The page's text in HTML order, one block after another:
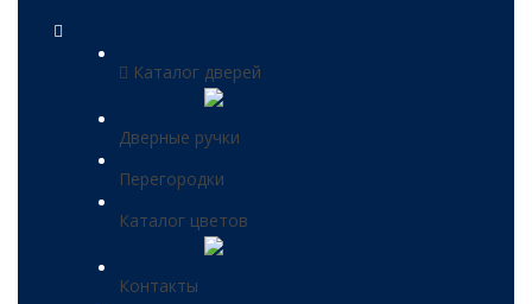
Каталог дверей
Дверные ручки
Перегородки
Каталог цветов
Контакты